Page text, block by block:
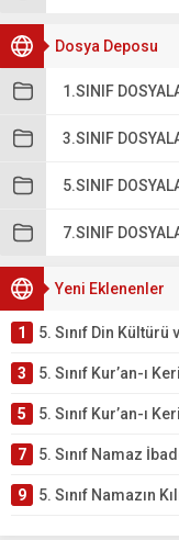
Dosya Deposu
1.SINIF
3.SINIF
5.SINIF
7.SINIF
Yeni Eklenenler
1 5. Sınıf Din Kültürü ve Ahlak Bilgisi 2. Ünite:
3 5. Sınıf Kur’an-ı Kerim’in Ana Konuları
5 5. Sınıf Kur’an-ı Kerim’in Anlamı ve
7 5. Sınıf Namaz İbadeti Ünite
9 5. Sınıf Namazın Kılınış